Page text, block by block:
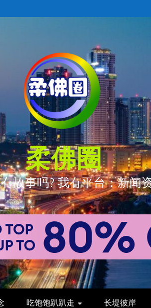
柔佛圈
故事吗? 我有平台：新闻
吃饱饱趴趴走 长堤彼岸